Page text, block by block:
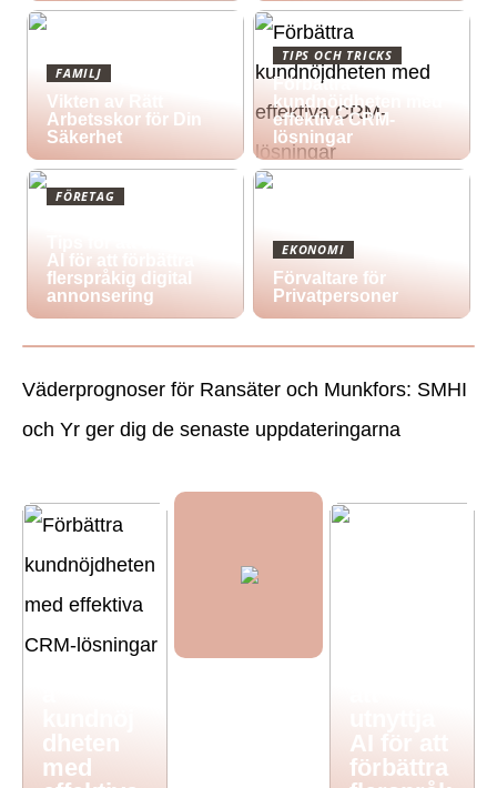
FAMILJ
Vikten av Rätt
Arbetsskor för Din
Säkerhet
TIPS OCH TRICKS
Förbättra
kundnöjdheten med
effektiva CRM-
lösningar
FÖRETAG
AI för att förbättra
flerspråkig digital
annonsering
EKONOMI
Förvaltare för
Privatpersoner
Väderprognoser för Ransäter och Munkfors: SMHI
och Yr ger dig de senaste uppdateringarna
dheten
med
AI för att
förbättra